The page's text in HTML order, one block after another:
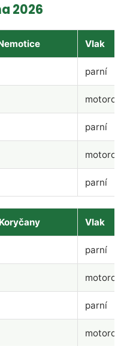
2026
Vlak
parní
motorový
parní
motorový
parní
Vlak
parní
motorový
parní
motorový